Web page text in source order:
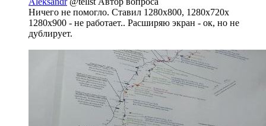
Ничего не помогло. Ставил 1280x800, 1280x720x
1280x900 - не работает.. Расширяю экран - ок, но не
дублирует.